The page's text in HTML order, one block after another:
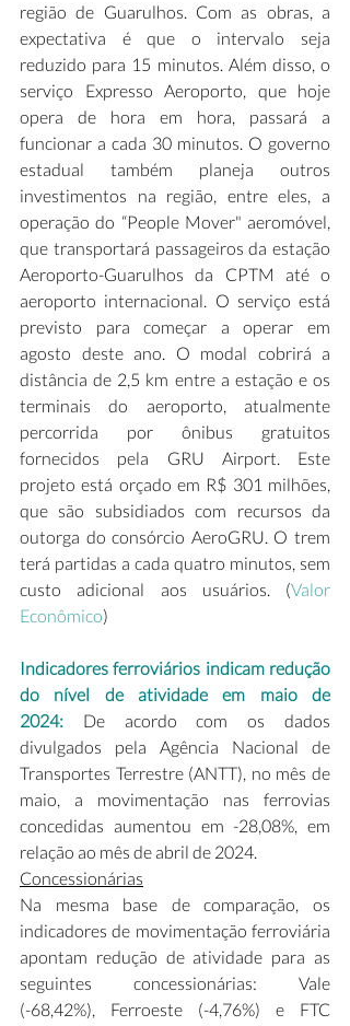
região de Guarulhos. Com as obras, a
expectativa é que o intervalo seja
reduzido para 15 minutos. Além disso, o
serviço Expresso Aeroporto, que hoje
opera de hora em hora, passará a
funcionar a cada 30 minutos. O governo
estadual também planeja outros
investimentos na região, entre eles, a
operação do “People Mover" aeromóvel,
que transportará passageiros da estação
Aeroporto-Guarulhos da CPTM até o
aeroporto internacional. O serviço está
previsto para começar a operar em
agosto deste ano. O modal cobrirá a
distância de 2,5 km entre a estação e os
terminais do aeroporto, atualmente
percorrida por ônibus gratuitos
fornecidos pela GRU Airport. Este
projeto está orçado em R$ 301 milhões,
que são subsidiados com recursos da
outorga do consórcio AeroGRU. O trem
terá partidas a cada quatro minutos, sem
custo adicional aos usuários. (Valor
Econômico)
Indicadores ferroviários indicam redução
do nível de atividade em maio de
2024: De acordo com os dados
divulgados pela Agência Nacional de
Transportes Terrestre (ANTT), no mês de
maio, a movimentação nas ferrovias
concedidas aumentou em -28,08%, em
relação ao mês de abril de 2024.
Concessionárias
Na mesma base de comparação, os
indicadores de movimentação ferroviária
apontam redução de atividade para as
seguintes concessionárias: Vale
(-68,42%), Ferroeste (-4,76%) e FTC